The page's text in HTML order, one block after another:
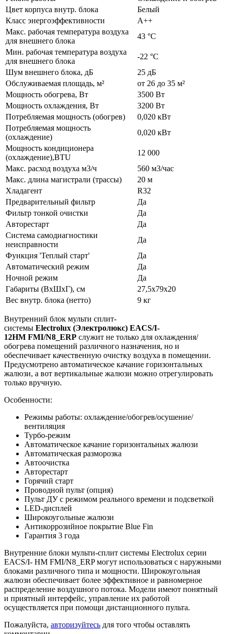
Цвет корпуса внутр. блока
Белый
Класс энергоэффективности
А++
Макс. рабочая температура воздуха
для внешнего блока
43 °С
Мин. рабочая температура воздуха
для внешнего блока
-22 °С
Шум внешнего блока, дБ
25 дБ
Обслуживаемая площадь, м²
от 26 до 35 м²
Мощность обогрева, Вт
3500 Вт
Мощность охлаждения, Вт
3200 Вт
Потребляемая мощность (обогрев)
0,020 кВт
Потребляемая мощность
(охлаждение)
0,020 кВт
Мощность кондиционера
(охлаждение),BTU
12 000
Макс. расход воздуха м3/ч
560 м3/час
Макс. длина магистрали (трассы)
20 м
Хладагент
R32
Предварительный фильтр
Да
Фильтр тонкой очистки
Да
Авторестарт
Да
Система самодиагностики
неисправности
Да
Функция 'Теплый старт'
Да
Автоматический режим
Да
Ночной режим
Да
Габариты (ВхШхГ), см
27,5х79х20
Вес внутр. блока (нетто)
9 кг
Внутренний блок мульти сплит-
системы Electrolux (Электролюкс) EACS/I-
12HM FMI/N8_ ERP служит не только для охлаждения/
обогрева помещений различного назначения, но и
обеспечивает качественную очистку воздуха в помещении.
Предусмотрено автоматическое качание горизонтальных
жалюзи, а вот вертикальные жалюзи можно отрегулировать
только вручную.
Особенности:
Режимы работы: охлаждение/обогрев/осушение/
вентиляция
Турбо-режим
Автоматическое качание горизонтальных жалюзи
Автоматическая разморозка
Автоочистка
Авторестарт
Горячий старт
Проводной пульт (опция)
Пульт ДУ с режимом реального времени и подсветкой
LED-дисплей
Широкоугольные жалюзи
Антикоррозийное покрытие Blue Fin
Гарантия 3 года
Внутренние блоки мульти-сплит системы Electrolux серии
EACS/I- HM FMI/N8_ERP могут использоваться с наружными
блоками различного типа и мощности. Широкоугольная
жалюзи обеспечивает более эффективное и равномерное
распределение воздушного потока. Модели имеют понятный
и приятный интерфейс, управление их работой
осуществляется при помощи дистанционного пульта.
Пожалуйста, авторизуйтесь для того чтобы оставлять